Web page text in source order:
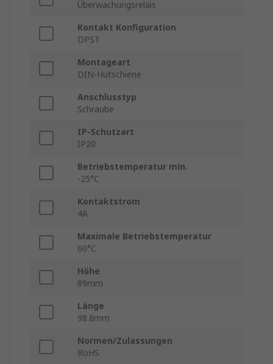
Überwachungsrelais
Kontakt Konfiguration
DPST
Montageart
DIN-Hutschiene
Anschlusstyp
Schraube
IP-Schutzart
IP20
Betriebstemperatur min.
-25°C
Kontaktstrom
4A
Maximale Betriebstemperatur
60°C
Höhe
89mm
Länge
98.8mm
Normen/Zulassungen
RoHS